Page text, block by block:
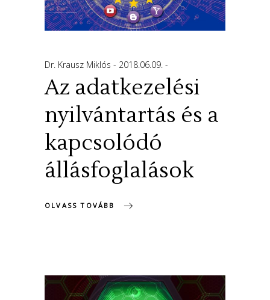
Dr. Krausz Miklós 2018.06.09.
Az adatkezelési
nyilvántartás és a
kapcsolódó
állásfoglalások
OLVASS TOVÁBB